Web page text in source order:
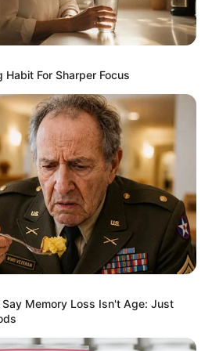
For Sharper Focus
Memory Loss Isn't Age: Just